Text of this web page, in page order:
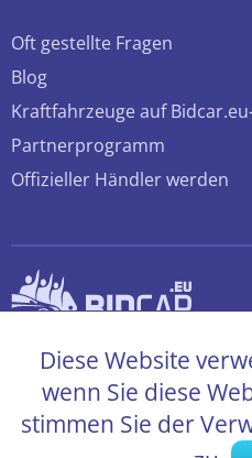
Oft gestellte Fragen
Blog
Kraftfahrzeuge auf
Partnerprogramm
Offizieller Händler werden
© 2026 bidcar.eu
Alle Rechte sind vorbehalten
Diese Website
wenn Sie diese
stimmen Sie der